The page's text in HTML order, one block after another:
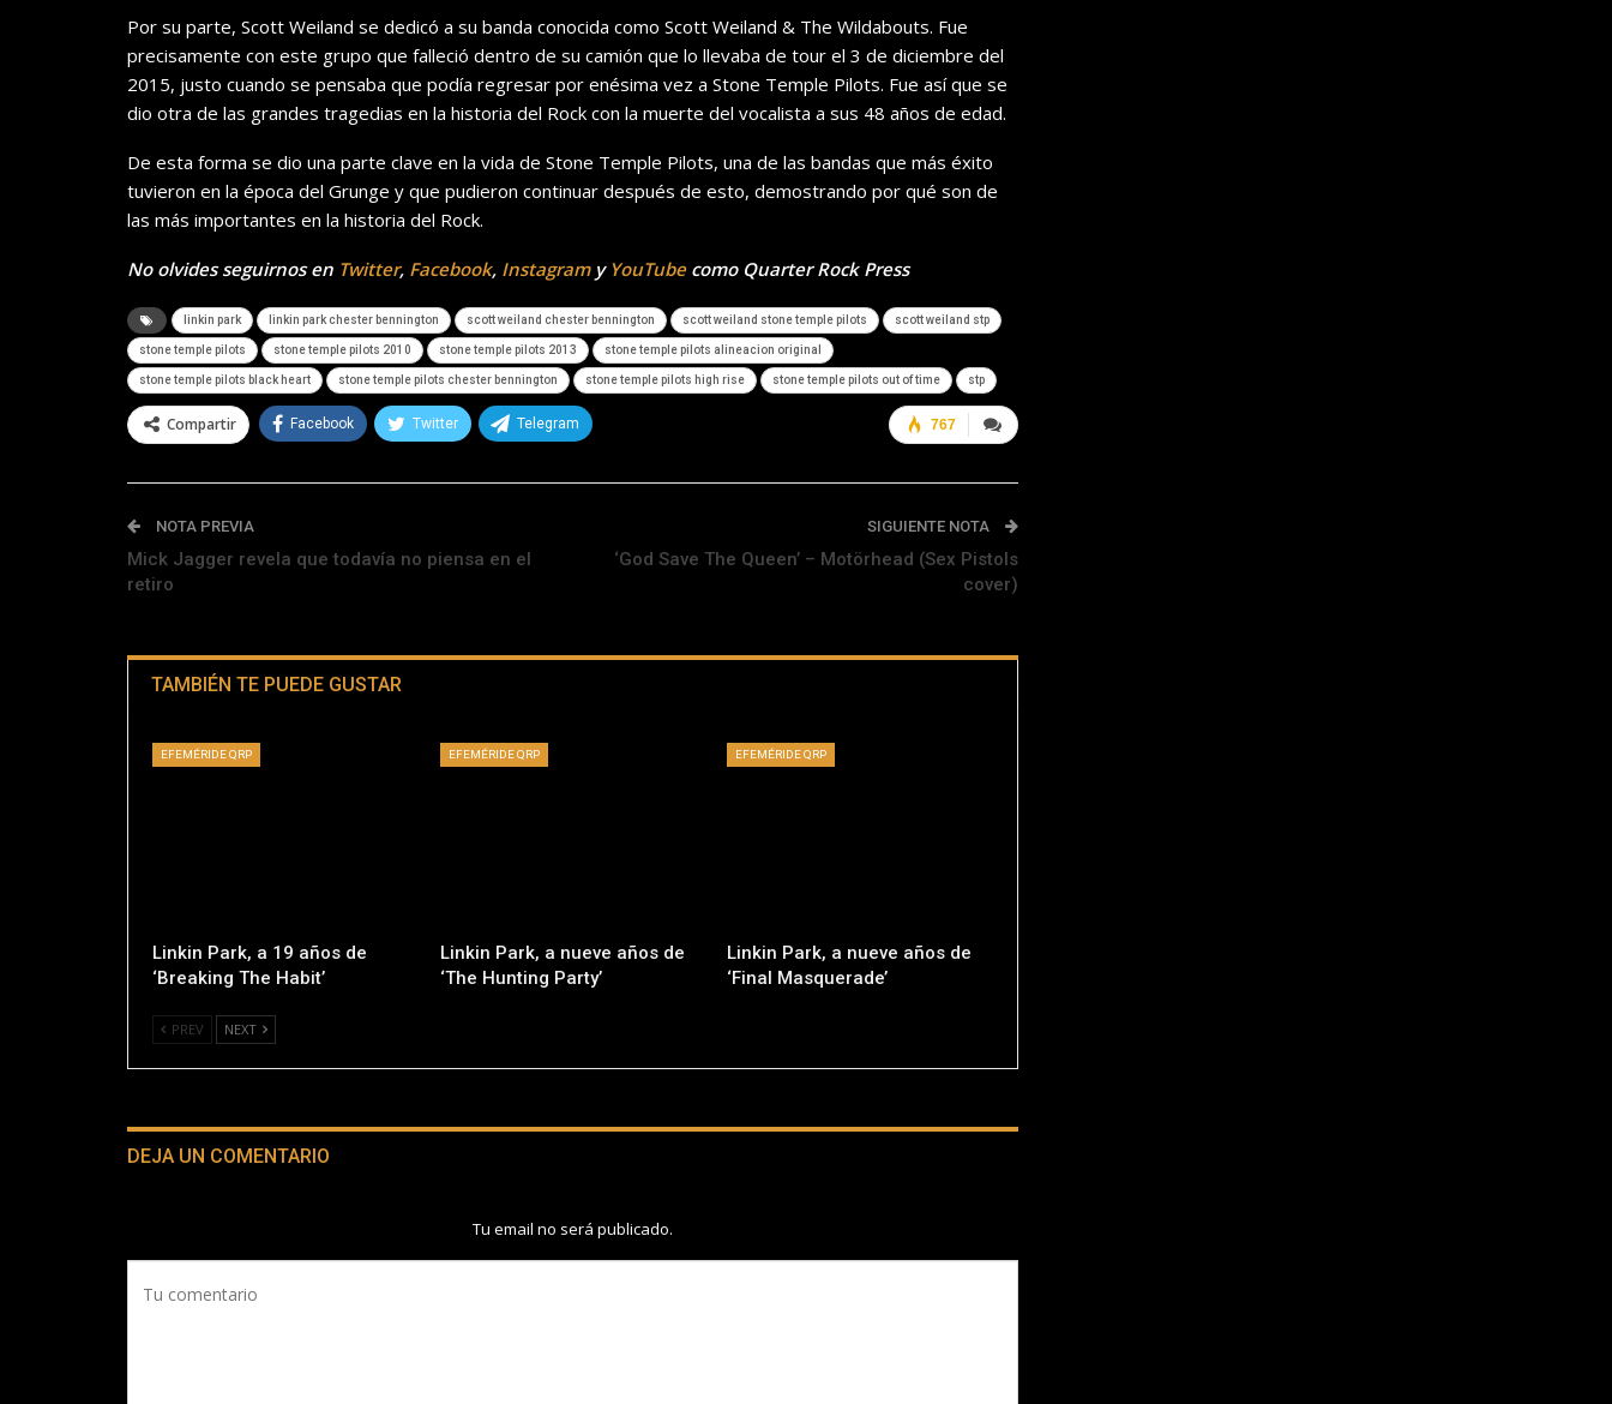
Por su parte, Scott Weiland se dedicó a su banda conocida como Scott Weiland & The Wildabouts. Fue
precisamente con este grupo que falleció dentro de su camión que lo llevaba de tour el 3 de diciembre del
2015, justo cuando se pensaba que podía regresar por enésima vez a Stone Temple Pilots. Fue así que se
dio otra de las grandes tragedias en la historia del Rock con la muerte del vocalista a sus 48 años de edad.
De esta forma se dio una parte clave en la vida de Stone Temple Pilots, una de las bandas que más éxito
tuvieron en la época del Grunge y que pudieron continuar después de esto, demostrando por qué son de
las más importantes en la historia del Rock.
No olvides seguirnos en Twitter, Facebook, Instagramy YouTubecomo Quarter Rock Press
linkin park linkin park chester bennington scott weiland chester bennington scott weiland stone temple pilots scott weiland stp
stone temple pilots stone temple pilots 2010 stone temple pilots 2013 stone temple pilots alineacion original
stone temple pilots black heart stone temple pilots chester bennington stone temple pilots high rise stone temple pilots out of time stp
767
Compartir Facebook Twitter Telegram
NOTA PREVIA
Mick Jagger revela que todavía no piensa en el
retiro
SIGUIENTE NOTA
‘God Save The Queen’ – Motörhead (Sex Pistols
cover)
TAMBIÉN TE PUEDE GUSTAR
EFEMÉRIDE QRP
Linkin Park, a 19 años de
‘Breaking The Habit’
EFEMÉRIDE QRP
Linkin Park, a nueve años de
‘The Hunting Party’
EFEMÉRIDE QRP
Linkin Park, a nueve años de
‘Final Masquerade’
PREV NEXT
DEJA UN COMENTARIO
Tu email no será publicado.